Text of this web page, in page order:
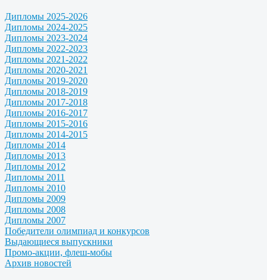
Дипломы 2025-2026
Дипломы 2024-2025
Дипломы 2023-2024
Дипломы 2022-2023
Дипломы 2021-2022
Дипломы 2020-2021
Дипломы 2019-2020
Дипломы 2018-2019
Дипломы 2017-2018
Дипломы 2016-2017
Дипломы 2015-2016
Дипломы 2014-2015
Дипломы 2014
Дипломы 2013
Дипломы 2012
Дипломы 2011
Дипломы 2010
Дипломы 2009
Дипломы 2008
Дипломы 2007
Победители олимпиад и конкурсов
Выдающиеся выпускники
Промо-акции, флеш-мобы
Архив новостей